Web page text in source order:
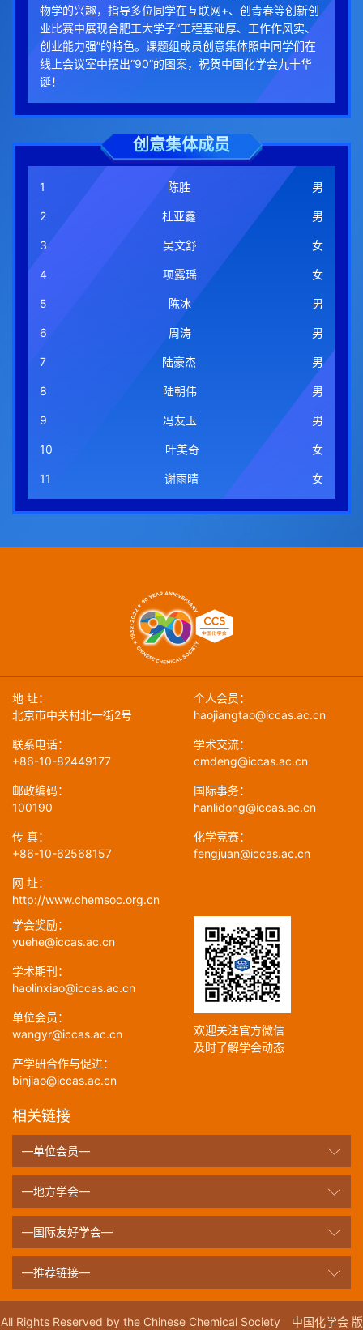
物学的兴趣，指导多位同学在互联网+、创青春等创新创
业比赛中展现合肥工大学子“工程基础厚、工作作风实、
创业能力强”的特色。课题组成员创意集体照中同学们在
线上会议室中摆出“90”的图案，祝贺中国化学会九十华
诞！
创意集体成员
1 陈胜 男
2 杜亚鑫 男
3 吴文舒 女
4 项露瑶 女
5 陈冰 男
6 周涛 男
7 陆豪杰 男
8 陆朝伟 男
9 冯友玉 男
10 叶美奇 女
11 谢雨晴 女
地 址：
北京市中关村北一街2号
联系电话：
+86-10-82449177
邮政编码：
100190
传 真：
+86-10-62568157
网 址：
http://www.chemsoc.org.cn
个人会员：
haojiangtao@iccas.ac.cn
学术交流：
cmdeng@iccas.ac.cn
国际事务：
hanlidong@iccas.ac.cn
化学竞赛：
fengjuan@iccas.ac.cn
学会奖励：
yuehe@iccas.ac.cn
学术期刊：
haolinxiao@iccas.ac.cn
单位会员：
wangyr@iccas.ac.cn
产学研合作与促进：
binjiao@iccas.ac.cn
欢迎关注官方微信
及时了解学会动态
相关链接
—单位会员—
—地方学会—
—国际友好学会—
—推荐链接—
All Rights Reserved by the Chinese Chemical Society 中国化学会 版